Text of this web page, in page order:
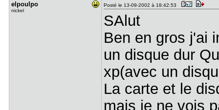
elpoulpo
nickel
Posté le 13-09-2002 à 18:42:53
SAlut
Ben en gros j'ai
un disque dur
xp(avec un
La carte et le
mais je ne vois